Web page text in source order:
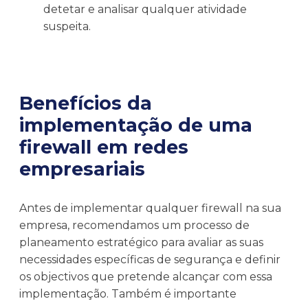
detetar e analisar qualquer atividade
suspeita.
Benefícios da
implementação de uma
firewall em redes
empresariais
Antes de implementar qualquer firewall na sua
empresa, recomendamos um processo de
planeamento estratégico para avaliar as suas
necessidades específicas de segurança e definir
os objectivos que pretende alcançar com essa
implementação. Também é importante